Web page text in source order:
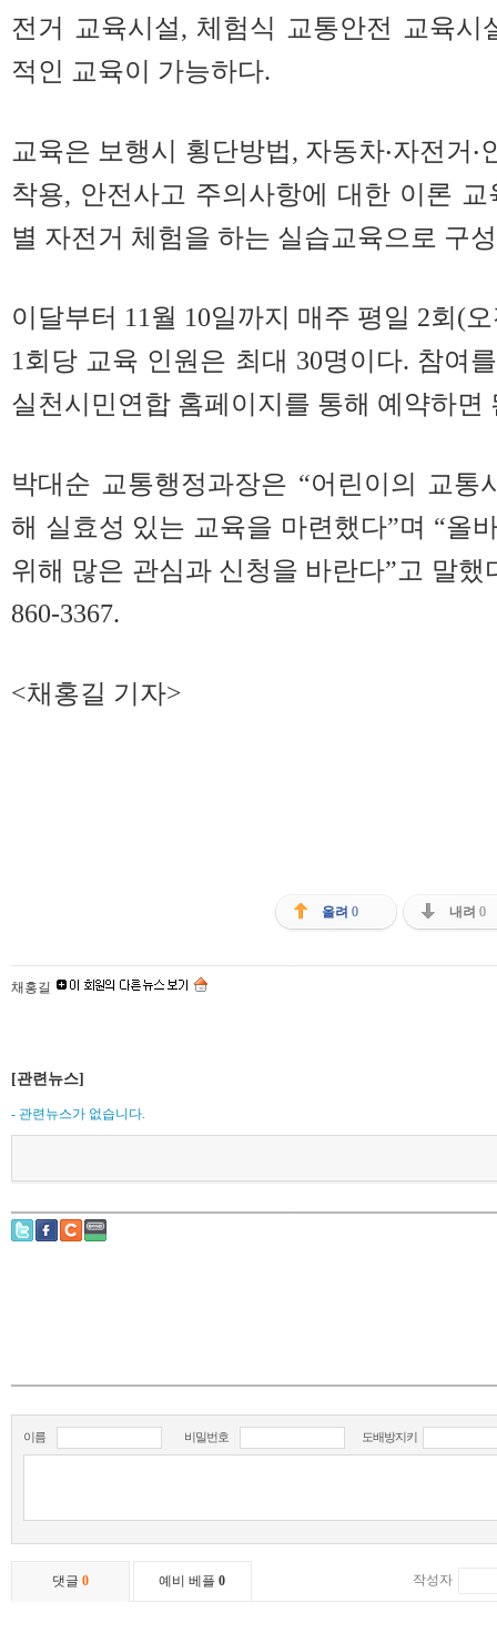
전거 교육시설, 체험식 교통안전 교육
적인 교육이 가능하다.
교육은 보행시 횡단방법, 자동차‧자전거
착용, 안전사고 주의사항에 대한 이론
별 자전거 체험을 하는 실습교육으로 구
이달부터 11월 10일까지 매주 평일 2회(
1회당 교육 인원은 최대 30명이다. 참여
실천시민연합 홈페이지를 통해 예약하면
박대순 교통행정과장은 “어린이의 교
해 실효성 있는 교육을 마련했다”며 “올
위해 많은 관심과 신청을 바란다”고 말했
860-3367.
<채홍길 기자>
올려 0 내려 0
채홍길
[관련뉴스]
- 관련뉴스가 없습니다.